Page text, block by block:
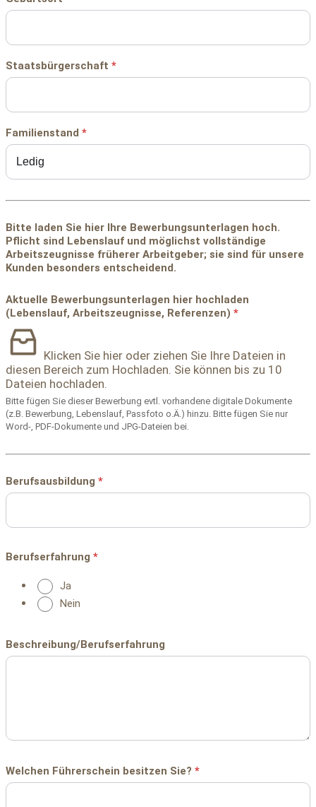
Staatsbürgerschaft *
Familienstand *
Bitte laden Sie hier Ihre Bewerbungsunterlagen hoch.
Pflicht sind Lebenslauf und möglichst vollständige
Arbeitszeugnisse früherer Arbeitgeber; sie sind für unsere
Kunden besonders entscheidend.
Aktuelle Bewerbungsunterlagen hier hochladen
(Lebenslauf, Arbeitszeugnisse, Referenzen) *
Klicken Sie hier oder ziehen Sie Ihre Dateien in
diesen Bereich zum Hochladen. Sie können bis zu 10
Dateien hochladen.
Bitte fügen Sie dieser Bewerbung evtl. vorhandene digitale Dokumente
(z.B. Bewerbung, Lebenslauf, Passfoto o.Ä.) hinzu. Bitte fügen Sie nur
Word-, PDF-Dokumente und JPG-Dateien bei.
Berufsausbildung *
Berufserfahrung *
Ja
Nein
Beschreibung/Berufserfahrung
Welchen Führerschein besitzen Sie? *